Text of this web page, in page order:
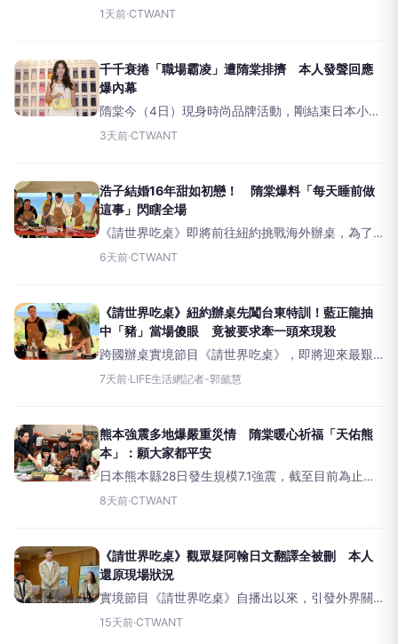
的分工爭議引發網友熱烈討論，甚至紛紛「敲碗」
的幕後真實互
1天前·CTWANT
千千衰捲「職場霸凌」遭隋棠排擠 本人發聲回應
爆內幕
隋棠今（4日）現身時尚品牌活動，剛結束日本小豆
島家族旅行的她曬出一身小麥色。當談到先前缺席
家人特別前往日本小豆島
3天前·CTWANT
浩子結婚16年甜如初戀！ 隋棠爆料「每天睡前做
這事」閃瞎全場
《請世界吃桌》即將前往紐約挑戰海外辦桌，為了
做足準備，國寶級「辦桌阿公」林明燦（阿燦師）
訓」。面對辦桌動輒站立十
6天前·CTWANT
《請世界吃桌》紐約辦桌先闖台東特訓！藍正龍抽
中「豬」當場傻眼 竟被要求牽一頭來現殺
跨國辦桌實境節目《請世界吃桌》，即將迎來最艱
鉅的紐約辦桌挑戰。為了替海外辦桌做好萬全準
從體能、採買到料理臨場反應
7天前·LIFE生活網記者-郭懿慧
熊本強震多地爆嚴重災情 隋棠暖心祈福「天佑熊
本」：願大家都平安
日本熊本縣28日發生規模7.1強震，截至目前為止，
一共造成28人罹難，台綜節目《請世界吃桌》日前
星隋棠今（30）
8天前·CTWANT
《請世界吃桌》觀眾疑阿翰日文翻譯全被刪 本人
還原現場狀況
實境節目《請世界吃桌》自播出以來，引發外界關
注和高度討論，近日播出的最新一集是前往日本熊
15天前·CTWANT